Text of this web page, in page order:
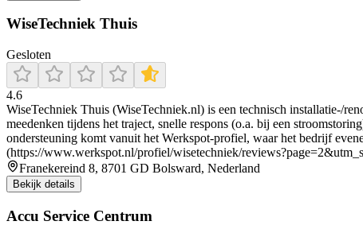
WiseTechniek Thuis
Gesloten
4.6
WiseTechniek Thuis (WiseTechniek.nl) is een technisch installatie-/
meedenken tijdens het traject, snelle respons (o.a. bij een
ondersteuning komt vanuit het Werkspot-profiel, waar het bedrijf
(https://www.werkspot.nl/profiel/wisetechniek/
Franekereind 8, 8701 GD Bolsward, Nederland
Bekijk details
Accu Service Centrum